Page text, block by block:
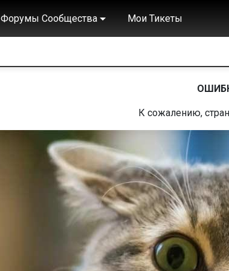
Форумы Сообщества Мои Тикеты
К сожалению,